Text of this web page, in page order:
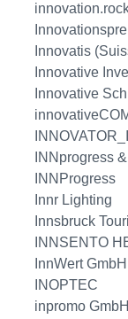
Innovatis
Innovative
Innovative
INNprogress
INNProgress
Innr Lighting
Innsbruck
INNSENTO
InnWert GmbH
INOPTEC
inpromo GmbH